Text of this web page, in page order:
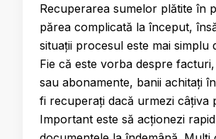
Recuperarea sumelor plătite în
părea complicată la început,
situații procesul este mai simplu
Fie că este vorba despre
sau abonamente, banii achitați
fi recuperați dacă urmezi câțiva
Important este să acționezi